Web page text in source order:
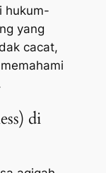
hukum-
yang
cacat,
di